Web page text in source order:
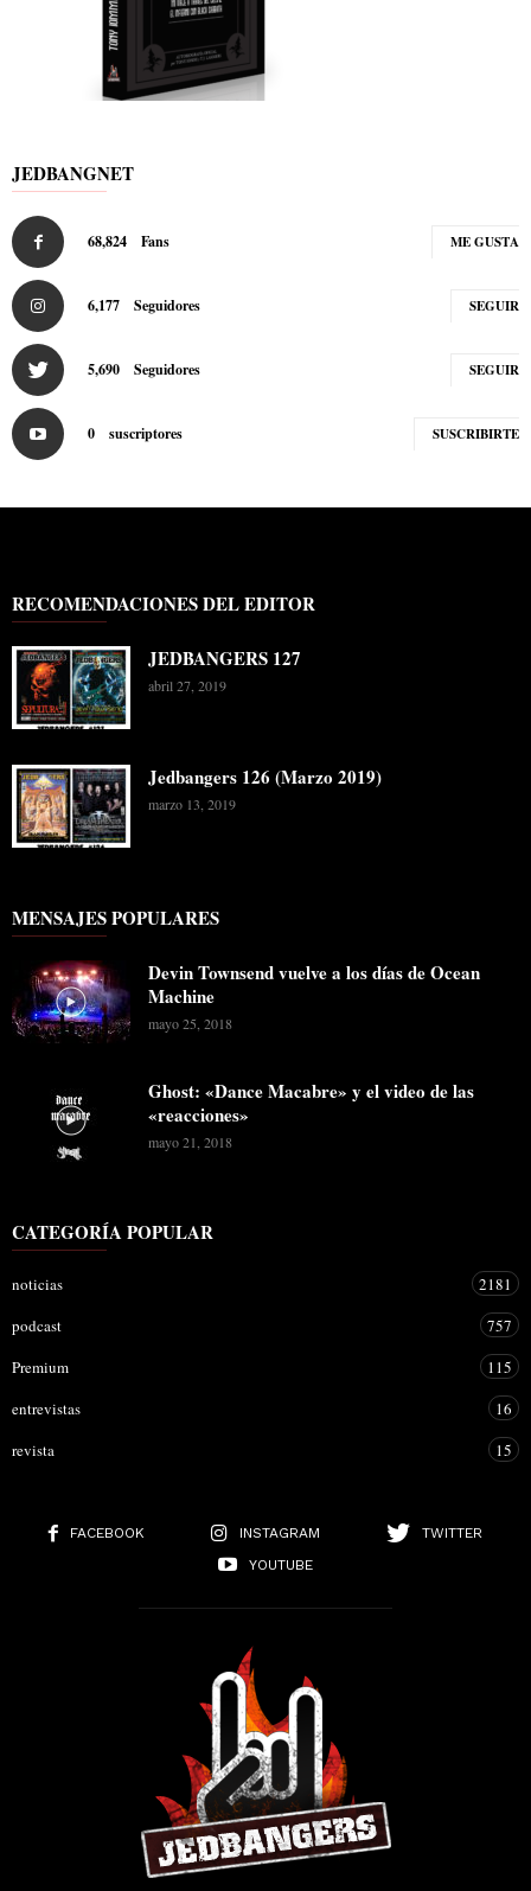
JEDBANGNET
68,824 Fans ME GUSTA
6,177 Seguidores SEGUIR
5,690 Seguidores SEGUIR
0 suscriptores SUSCRIBIRTE
RECOMENDACIONES DEL EDITOR
JEDBANGERS 127
abril 27, 2019
Jedbangers 126 (Marzo 2019)
marzo 13, 2019
MENSAJES POPULARES
Devin Townsend vuelve a los días de Ocean
Machine
mayo 25, 2018
Ghost: «Dance Macabre» y el video de las
«reacciones»
mayo 21, 2018
CATEGORÍA POPULAR
noticias
2181
podcast
757
Premium
115
entrevistas
16
revista
15
FACEBOOK INSTAGRAM
TWITTER
YOUTUBE